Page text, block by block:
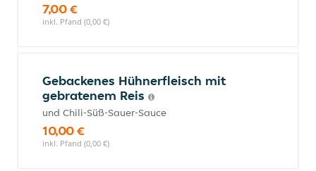
7,00 €
inkl. Pfand (0,00 €)
Gebackenes Hühnerfleisch mit
gebratenem Reis
und Chili-Süß-Sauer-Sauce
10,00 €
inkl. Pfand (0,00 €)